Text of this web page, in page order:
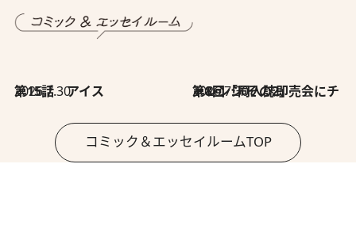
2026.7.30
第15話 アイス 2026.7.30
第8回「同人誌即売会にチャレンジ その2」
コミック＆エッセイルームTOP